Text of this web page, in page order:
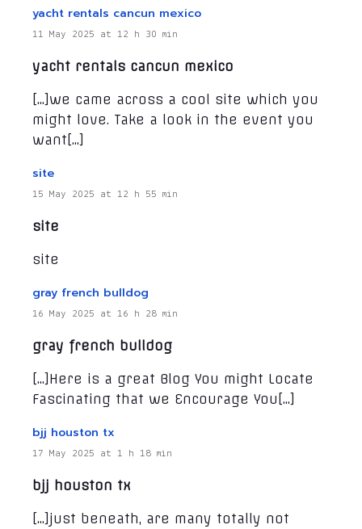
yacht rentals cancun mexico
11 May 2025 at 12 h 30 min
yacht rentals cancun mexico
[…]we came across a cool site which you
might love. Take a look in the event you
want[…]
site
15 May 2025 at 12 h 55 min
site
site
gray french bulldog
16 May 2025 at 16 h 28 min
gray french bulldog
[…]Here is a great Blog You might Locate
Fascinating that we Encourage You[…]
bjj houston tx
17 May 2025 at 1 h 18 min
bjj houston tx
[…]just beneath, are many totally not